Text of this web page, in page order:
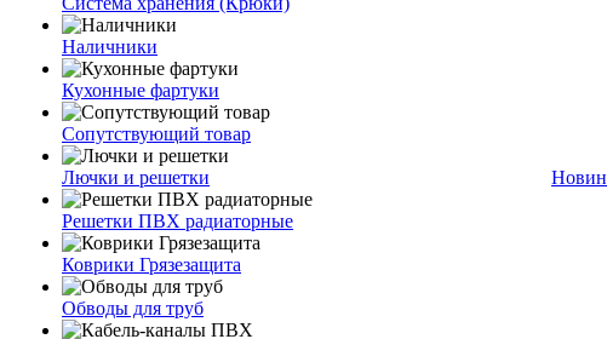
Наличники
Кухонные фартуки
Сопутствующий товар
Лючки и решетки
Решетки ПВХ радиаторные
Коврики Грязезащита
Обводы для труб